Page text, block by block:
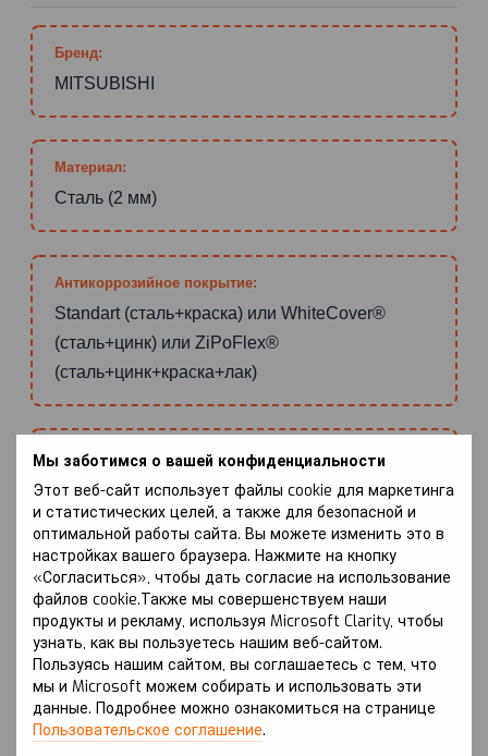
Мы заботимся о вашей конфиденциальности
Этот веб-сайт использует файлы cookie для маркетинга
и статистических целей, а также для безопасной и
оптимальной работы сайта. Вы можете изменить это в
настройках вашего браузера. Нажмите на кнопку
«Согласиться», чтобы дать согласие на использование
файлов cookie.Также мы совершенствуем наши
продукты и рекламу, используя Microsoft Clarity, чтобы
узнать, как вы пользуетесь нашим веб-сайтом.
Пользуясь нашим сайтом, вы соглашаетесь с тем, что
мы и Microsoft можем собирать и использовать эти
данные. Подробнее можно ознакомиться на странице
Пользовательское соглашение.
Бренд:
MITSUBISHI
Материал:
Сталь (2 мм)
Антикоррозийное покрытие:
Standart (сталь+краска) или WhiteCover®
(сталь+цинк) или ZiPoFlex®
(сталь+цинк+краска+лак)
Зона покрытия:
Радиатор, Двигатель, КПП или Раздаточная
коробка
Тип/объём двигателя:
3.0 (бензин)
Особенности:
АКПП или МКПП